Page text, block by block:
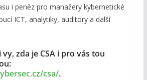
i peněz pro manažery kybernetické
ICT, analytiky, auditory a další
zda je CSA i pro vás tou
csa/.